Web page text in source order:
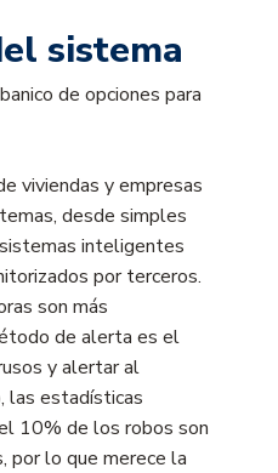
sistema
de opciones para
viviendas y empresas
desde simples
inteligentes
por terceros.
son más
de alerta es el
y alertar al
las estadísticas
10% de los robos son
por lo que merece la